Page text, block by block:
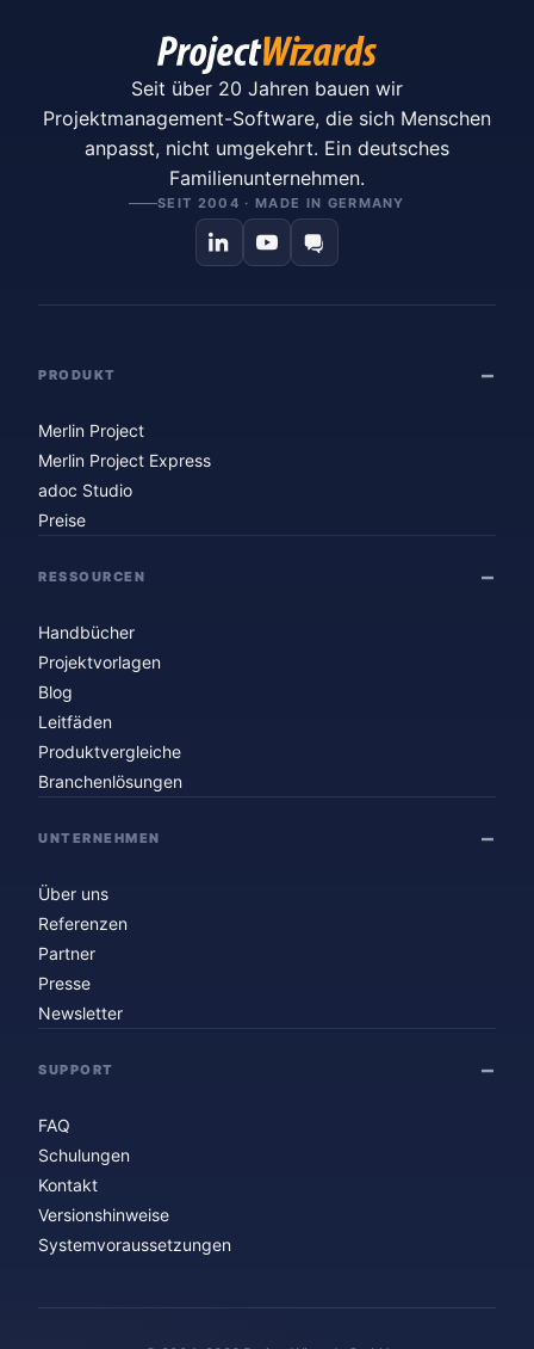
Seit über 20 Jahren bauen wir
Projektmanagement-Software, die sich Menschen
anpasst, nicht umgekehrt. Ein deutsches
Familienunternehmen.
SEIT 2004 · MADE IN GERMANY
PRODUKT
Merlin Project
Merlin Project Express
adoc Studio
Preise
RESSOURCEN
Handbücher
Projektvorlagen
Blog
Leitfäden
Produktvergleiche
Branchenlösungen
UNTERNEHMEN
Über uns
Referenzen
Partner
Presse
Newsletter
SUPPORT
FAQ
Schulungen
Kontakt
Versionshinweise
Systemvoraussetzungen